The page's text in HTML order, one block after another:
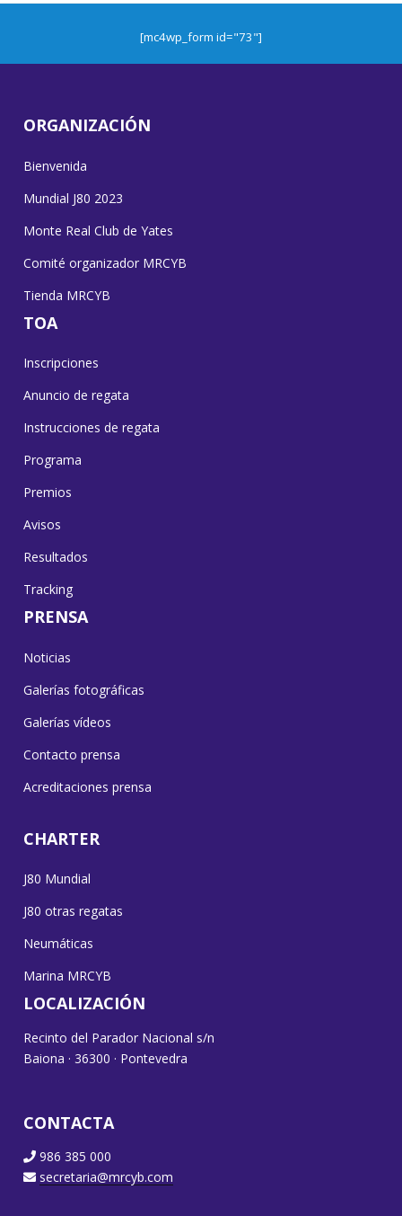
[mc4wp_form id="73"]
ORGANIZACIÓN
Bienvenida
Mundial J80 2023
Monte Real Club de Yates
Comité organizador MRCYB
Tienda MRCYB
TOA
Inscripciones
Anuncio de regata
Instrucciones de regata
Programa
Premios
Avisos
Resultados
Tracking
PRENSA
Noticias
Galerías fotográficas
Galerías vídeos
Contacto prensa
Acreditaciones prensa
CHARTER
J80 Mundial
J80 otras regatas
Neumáticas
Marina MRCYB
LOCALIZACIÓN
Recinto del Parador Nacional s/n
Baiona · 36300 · Pontevedra
CONTACTA
986 385 000
secretaria@mrcyb.com